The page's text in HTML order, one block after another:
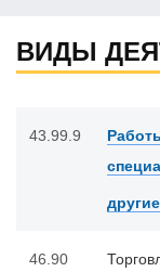
ВИДЫ
43.99.9
46.90